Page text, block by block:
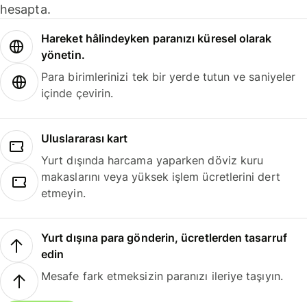
hesapta.
Hareket hâlindeyken paranızı küresel olarak
yönetin.
Para birimlerinizi tek bir yerde tutun ve saniyeler
içinde çevirin.
Uluslararası kart
Yurt dışında harcama yaparken döviz kuru
makaslarını veya yüksek işlem ücretlerini dert
etmeyin.
Yurt dışına para gönderin, ücretlerden tasarruf
edin
Mesafe fark etmeksizin paranızı ileriye taşıyın.